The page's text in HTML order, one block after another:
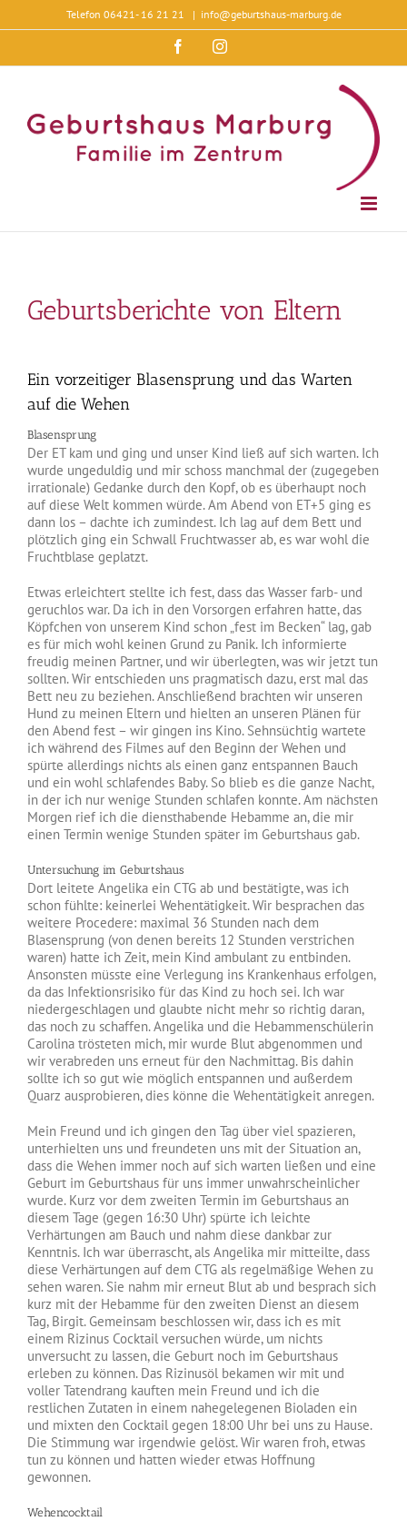
Inhalt
Telefon 06421- 16 21 21 | info@geburtshaus-marburg.de
FacebookInstagram
Geburtsberichte von Eltern
Ein vorzeitiger Blasensprung und das Warten
auf die Wehen
Blasensprung
Der ET kam und ging und unser Kind ließ auf sich warten. Ich
wurde ungeduldig und mir schoss manchmal der (zugegeben
irrationale) Gedanke durch den Kopf, ob es überhaupt noch
auf diese Welt kommen würde. Am Abend von ET+5 ging es
dann los – dachte ich zumindest. Ich lag auf dem Bett und
plötzlich ging ein Schwall Fruchtwasser ab, es war wohl die
Fruchtblase geplatzt.
Etwas erleichtert stellte ich fest, dass das Wasser farb- und
geruchlos war. Da ich in den Vorsorgen erfahren hatte, das
Köpfchen von unserem Kind schon „fest im Becken“ lag, gab
es für mich wohl keinen Grund zu Panik. Ich informierte
freudig meinen Partner, und wir überlegten, was wir jetzt tun
sollten. Wir entschieden uns pragmatisch dazu, erst mal das
Bett neu zu beziehen. Anschließend brachten wir unseren
Hund zu meinen Eltern und hielten an unseren Plänen für
den Abend fest – wir gingen ins Kino. Sehnsüchtig wartete
ich während des Filmes auf den Beginn der Wehen und
spürte allerdings nichts als einen ganz entspannen Bauch
und ein wohl schlafendes Baby. So blieb es die ganze Nacht,
in der ich nur wenige Stunden schlafen konnte. Am nächsten
Morgen rief ich die diensthabende Hebamme an, die mir
einen Termin wenige Stunden später im Geburtshaus gab.
Untersuchung im Geburtshaus
Dort leitete Angelika ein CTG ab und bestätigte, was ich
schon fühlte: keinerlei Wehentätigkeit. Wir besprachen das
weitere Procedere: maximal 36 Stunden nach dem
Blasensprung (von denen bereits 12 Stunden verstrichen
waren) hatte ich Zeit, mein Kind ambulant zu entbinden.
Ansonsten müsste eine Verlegung ins Krankenhaus erfolgen,
da das Infektionsrisiko für das Kind zu hoch sei. Ich war
niedergeschlagen und glaubte nicht mehr so richtig daran,
das noch zu schaffen. Angelika und die Hebammenschülerin
Carolina trösteten mich, mir wurde Blut abgenommen und
wir verabreden uns erneut für den Nachmittag. Bis dahin
sollte ich so gut wie möglich entspannen und außerdem
Quarz ausprobieren, dies könne die Wehentätigkeit anregen.
Mein Freund und ich gingen den Tag über viel spazieren,
unterhielten uns und freundeten uns mit der Situation an,
dass die Wehen immer noch auf sich warten ließen und eine
Geburt im Geburtshaus für uns immer unwahrscheinlicher
wurde. Kurz vor dem zweiten Termin im Geburtshaus an
diesem Tage (gegen 16:30 Uhr) spürte ich leichte
Verhärtungen am Bauch und nahm diese dankbar zur
Kenntnis. Ich war überrascht, als Angelika mir mitteilte, dass
diese Verhärtungen auf dem CTG als regelmäßige Wehen zu
sehen waren. Sie nahm mir erneut Blut ab und besprach sich
kurz mit der Hebamme für den zweiten Dienst an diesem
Tag, Birgit. Gemeinsam beschlossen wir, dass ich es mit
einem Rizinus Cocktail versuchen würde, um nichts
unversucht zu lassen, die Geburt noch im Geburtshaus
erleben zu können. Das Rizinusöl bekamen wir mit und
voller Tatendrang kauften mein Freund und ich die
restlichen Zutaten in einem nahegelegenen Bioladen ein
und mixten den Cocktail gegen 18:00 Uhr bei uns zu Hause.
Die Stimmung war irgendwie gelöst. Wir waren froh, etwas
tun zu können und hatten wieder etwas Hoffnung
gewonnen.
Wehencocktail